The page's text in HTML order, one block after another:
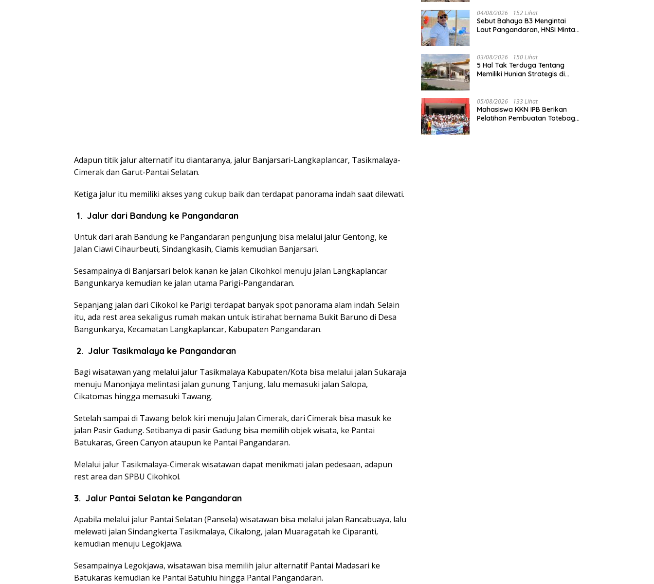
Adapun titik jalur alternatif itu diantaranya, jalur Banjarsari-Langkaplancar, Tasikmalaya-
Cimerak dan Garut-Pantai Selatan.
Ketiga jalur itu memiliki akses yang cukup baik dan terdapat panorama indah saat dilewati.
1. Jalur dari Bandung ke Pangandaran
Untuk dari arah Bandung ke Pangandaran pengunjung bisa melalui jalur Gentong, ke
Jalan Ciawi Cihaurbeuti, Sindangkasih, Ciamis kemudian Banjarsari.
Sesampainya di Banjarsari belok kanan ke jalan Cikohkol menuju jalan Langkaplancar
Bangunkarya kemudian ke jalan utama Parigi-Pangandaran.
Sepanjang jalan dari Cikokol ke Parigi terdapat banyak spot panorama alam indah. Selain
itu, ada rest area sekaligus rumah makan untuk istirahat bernama Bukit Baruno di Desa
Bangunkarya, Kecamatan Langkaplancar, Kabupaten Pangandaran.
2. Jalur Tasikmalaya ke Pangandaran
Bagi wisatawan yang melalui jalur Tasikmalaya Kabupaten/Kota bisa melalui jalan Sukaraja
menuju Manonjaya melintasi jalan gunung Tanjung, lalu memasuki jalan Salopa,
Cikatomas hingga memasuki Tawang.
Setelah sampai di Tawang belok kiri menuju Jalan Cimerak, dari Cimerak bisa masuk ke
jalan Pasir Gadung. Setibanya di pasir Gadung bisa memilih objek wisata, ke Pantai
Batukaras, Green Canyon ataupun ke Pantai Pangandaran.
Melalui jalur Tasikmalaya-Cimerak wisatawan dapat menikmati jalan pedesaan, adapun
rest area dan SPBU Cikohkol.
3. Jalur Pantai Selatan ke Pangandaran
Apabila melalui jalur Pantai Selatan (Pansela) wisatawan bisa melalui jalan Rancabuaya, lalu
melewati jalan Sindangkerta Tasikmalaya, Cikalong, jalan Muaragatah ke Ciparanti,
kemudian menuju Legokjawa.
Sesampainya Legokjawa, wisatawan bisa memilih jalur alternatif Pantai Madasari ke
Batukaras kemudian ke Pantai Batuhiu hingga Pantai Pangandaran.
04/08/2026 152 Lihat
Sebut Bahaya B3 Mengintai
Laut Pangandaran, HNSI Minta
03/08/2026 150 Lihat
5 Hal Tak Terduga Tentang
Memiliki Hunian Strategis di
05/08/2026 133 Lihat
Mahasiswa KKN IPB Berikan
Pelatihan Pembuatan Totebag